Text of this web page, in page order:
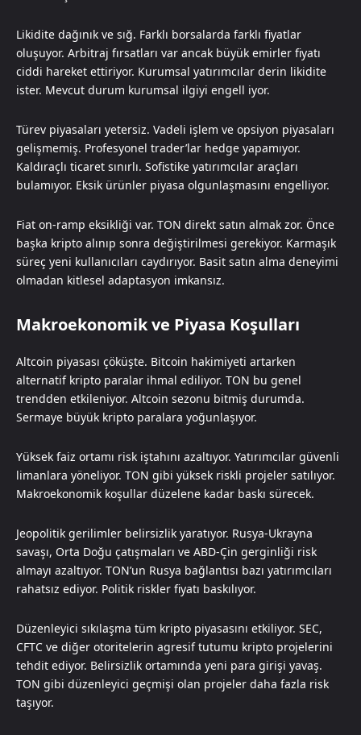
Likidite dağınık ve sığ. Farklı borsalarda farklı fiyatlar
oluşuyor. Arbitraj fırsatları var ancak büyük emirler fiyatı
ciddi hareket ettiriyor. Kurumsal yatırımcılar derin likidite
ister. Mevcut durum kurumsal ilgiyi engell iyor.
Türev piyasaları yetersiz. Vadeli işlem ve opsiyon piyasaları
gelişmemiş. Profesyonel trader’lar hedge yapamıyor.
Kaldıraçlı ticaret sınırlı. Sofistike yatırımcılar araçları
bulamıyor. Eksik ürünler piyasa olgunlaşmasını engelliyor.
Fiat on-ramp eksikliği var. TON direkt satın almak zor. Önce
başka kripto alınıp sonra değiştirilmesi gerekiyor. Karmaşık
süreç yeni kullanıcıları caydırıyor. Basit satın alma deneyimi
olmadan kitlesel adaptasyon imkansız.
Makroekonomik ve Piyasa Koşulları
Altcoin piyasası çöküşte. Bitcoin hakimiyeti artarken
alternatif kripto paralar ihmal ediliyor. TON bu genel
trendden etkileniyor. Altcoin sezonu bitmiş durumda.
Sermaye büyük kripto paralara yoğunlaşıyor.
Yüksek faiz ortamı risk iştahını azaltıyor. Yatırımcılar güvenli
limanlara yöneliyor. TON gibi yüksek riskli projeler satılıyor.
Makroekonomik koşullar düzelene kadar baskı sürecek.
Jeopolitik gerilimler belirsizlik yaratıyor. Rusya-Ukrayna
savaşı, Orta Doğu çatışmaları ve ABD-Çin gerginliği risk
almayı azaltıyor. TON’un Rusya bağlantısı bazı yatırımcıları
rahatsız ediyor. Politik riskler fiyatı baskılıyor.
Düzenleyici sıkılaşma tüm kripto piyasasını etkiliyor. SEC,
CFTC ve diğer otoritelerin agresif tutumu kripto projelerini
tehdit ediyor. Belirsizlik ortamında yeni para girişi yavaş.
TON gibi düzenleyici geçmişi olan projeler daha fazla risk
taşıyor.